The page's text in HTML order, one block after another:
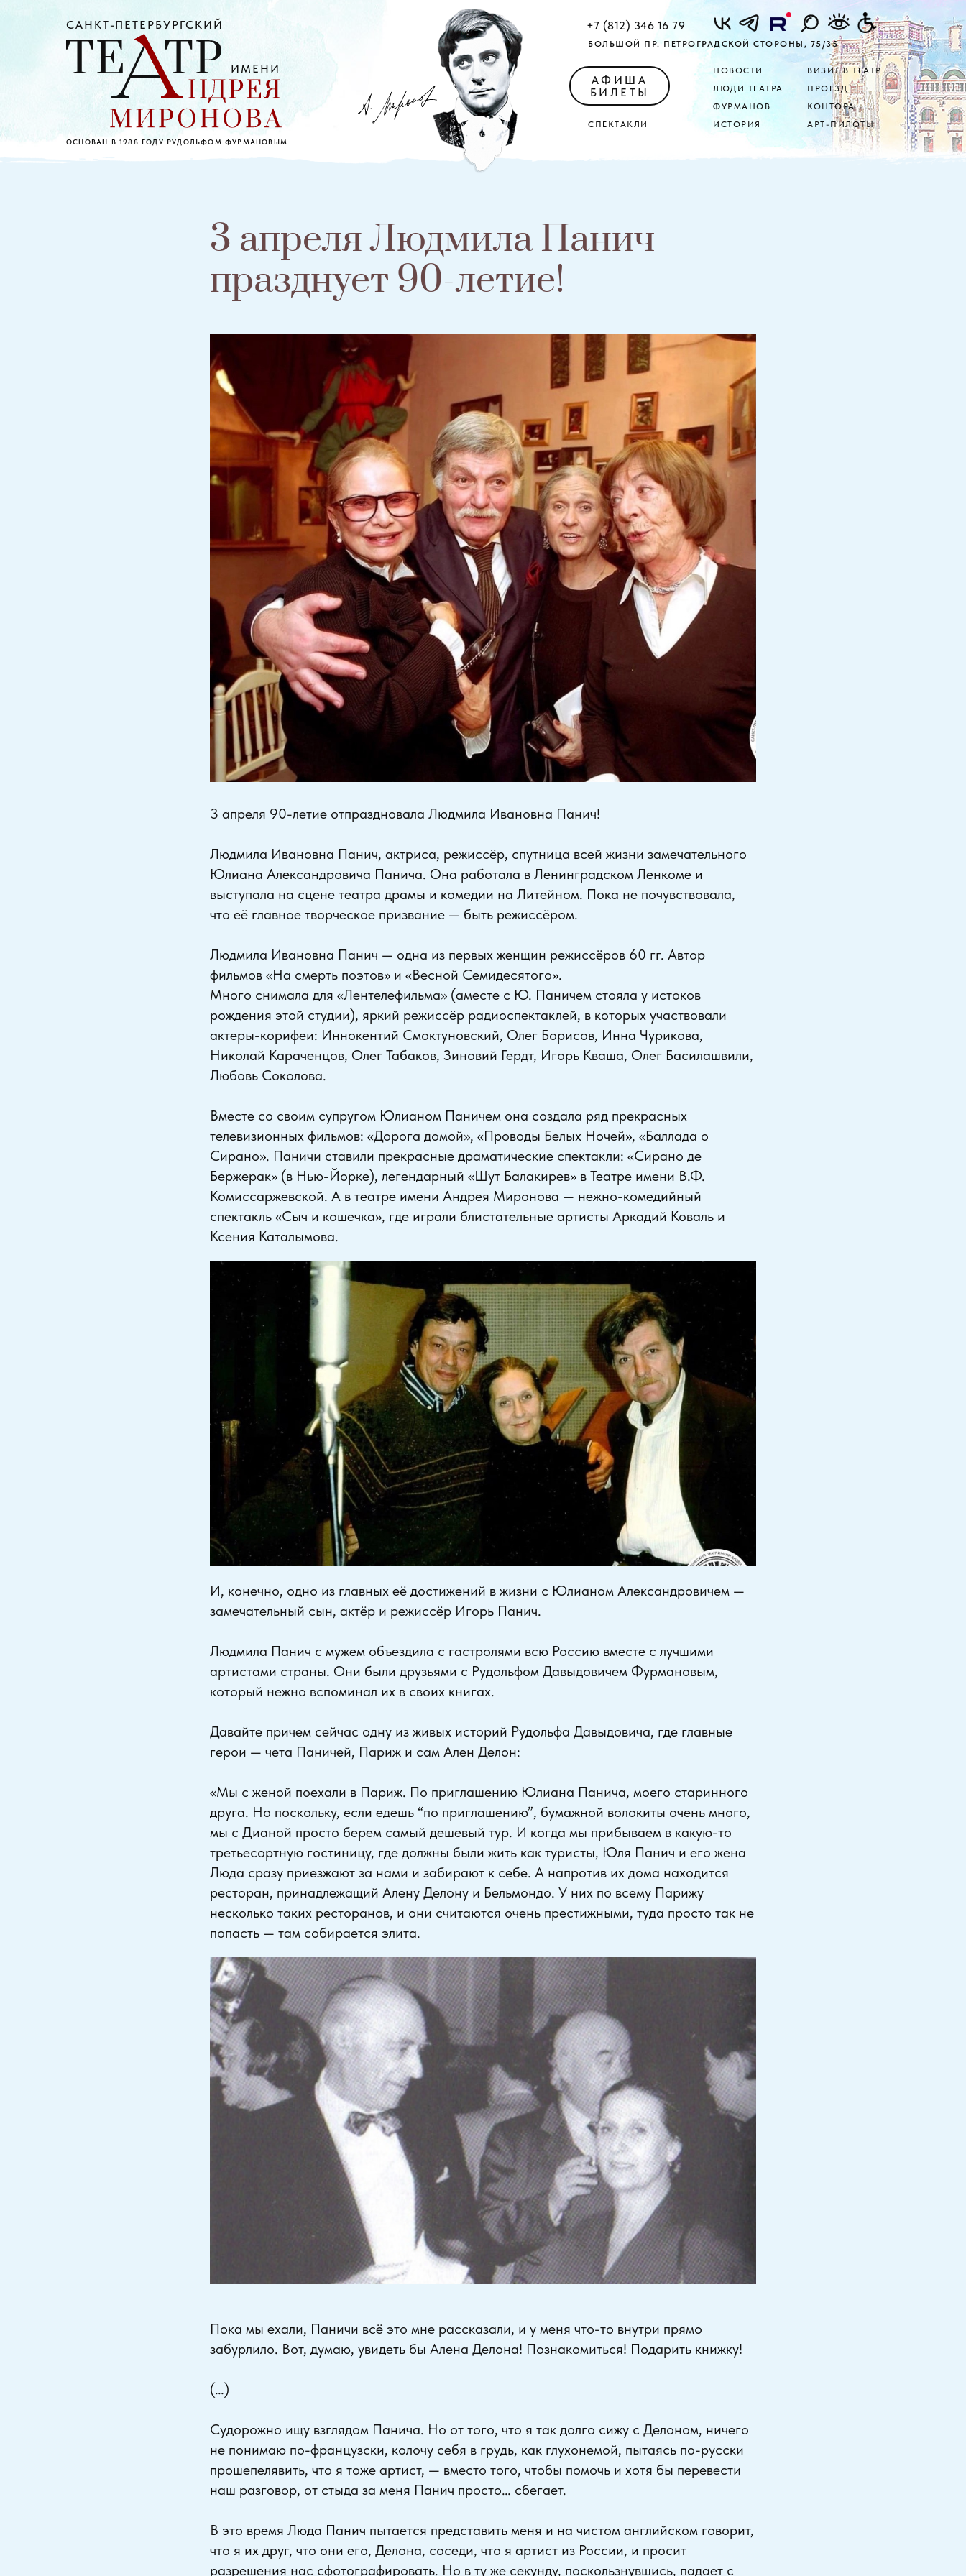
САНКТ-ПЕТЕРБУРГСКИЙ
ИМЕНИ
ОСНОВАН В 1988 ГОДУ РУДОЛЬФОМ ФУРМАНОВЫМ
+7 (812) 346 16 79
БОЛЬШОЙ ПР. ПЕТРОГРАДСКОЙ СТОРОНЫ, 75/35
АРТ-ПИЛОТЫ
КОНТОРА
ПРОЕЗД
ВИЗИТ В ТЕАТР
НОВОСТИ
ИСТОРИЯ
ФУРМАНОВ
ЛЮДИ ТЕАТРА
СПЕКТАКЛИ
АФИША
БИЛЕТЫ
3 апреля Людмила Панич
празднует 90-летие!
3 апреля 90-летие отпраздновала Людмила Ивановна Панич!
Людмила Ивановна Панич, актриса, режиссёр, спутница всей жизни замечательного
Юлиана Александровича Панича. Она работала в Ленинградском Ленкоме и
выступала на сцене театра драмы и комедии на Литейном. Пока не почувствовала,
что её главное творческое призвание — быть режиссёром.
Людмила Ивановна Панич — одна из первых женщин режиссёров 60 гг. Автор
фильмов «На смерть поэтов» и «Весной Семидесятого».
Много снимала для «Лентелефильма» (аместе с Ю. Паничем стояла у истоков
рождения этой студии), яркий режиссёр радиоспектаклей, в которых участвовали
актеры-корифеи: Иннокентий Смоктуновский, Олег Борисов, Инна Чурикова,
Николай Караченцов, Олег Табаков, Зиновий Гердт, Игорь Кваша, Олег Басилашвили,
Любовь Соколова.
Вместе со своим супругом Юлианом Паничем она создала ряд прекрасных
телевизионных фильмов: «Дорога домой», «Проводы Белых Ночей», «Баллада о
Сирано». Паничи ставили прекрасные драматические спектакли: «Сирано де
Бержерак» (в Нью-Йорке), легендарный «Шут Балакирев» в Театре имени В.Ф.
Комиссаржевской. А в театре имени Андрея Миронова — нежно-комедийный
спектакль «Сыч и кошечка», где играли блистательные артисты Аркадий Коваль и
Ксения Каталымова.
И, конечно, одно из главных её достижений в жизни с Юлианом Александровичем —
замечательный сын, актёр и режиссёр Игорь Панич.
Людмила Панич с мужем объездила с гастролями всю Россию вместе с лучшими
артистами страны. Они были друзьями с Рудольфом Давыдовичем Фурмановым,
который нежно вспоминал их в своих книгах.
Давайте причем сейчас одну из живых историй Рудольфа Давыдовича, где главные
герои — чета Паничей, Париж и сам Ален Делон:
«Мы с женой поехали в Париж. По приглашению Юлиана Панича, моего старинного
друга. Но поскольку, если едешь “по приглашению”, бумажной волокиты очень много,
мы с Дианой просто берем самый дешевый тур. И когда мы прибываем в какую-то
третьесортную гостиницу, где должны были жить как туристы, Юля Панич и его жена
Люда сразу приезжают за нами и забирают к себе. А напротив их дома находится
ресторан, принадлежащий Алену Делону и Бельмондо. У них по всему Парижу
несколько таких ресторанов, и они считаются очень престижными, туда просто так не
попасть — там собирается элита.
Пока мы ехали, Паничи всё это мне рассказали, и у меня что-то внутри прямо
забурлило. Вот, думаю, увидеть бы Алена Делона! Познакомиться! Подарить книжку!
(…)
Судорожно ищу взглядом Панича. Но от того, что я так долго сижу с Делоном, ничего
не понимаю по-французски, колочу себя в грудь, как глухонемой, пытаясь по-русски
прошепелявить, что я тоже артист, — вместо того, чтобы помочь и хотя бы перевести
наш разговор, от стыда за меня Панич просто… сбегает.
В это время Люда Панич пытается представить меня и на чистом английском говорит,
что я их друг, что они его, Делона, соседи, что я артист из России, и просит
разрешения нас сфотографировать. Но в ту же секунду, поскользнувшись, падает с